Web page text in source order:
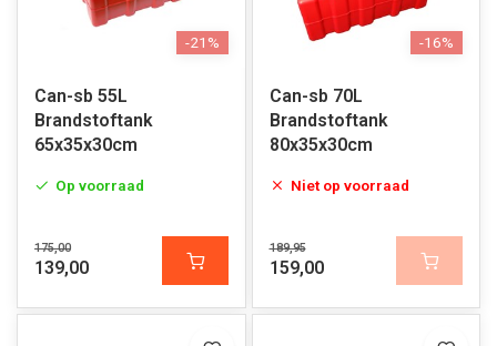
-21%
Can-sb 55L
Brandstoftank
65x35x30cm
Op voorraad
175,00
139,00
-16%
Can-sb 70L
Brandstoftank
80x35x30cm
Niet op voorraad
189,95
159,00